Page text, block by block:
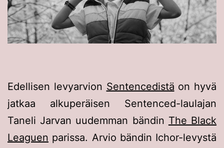
Edellisen levyarvion Sentencedistä on hyvä
jatkaa alkuperäisen Sentenced-laulajan
Taneli Jarvan uudemman bändin The Black
Leaguen parissa. Arvio bändin Ichor-levystä